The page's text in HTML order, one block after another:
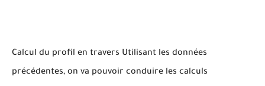
Calcul du profil en travers Utilisant les données
précédentes, on va pouvoir conduire les calculs